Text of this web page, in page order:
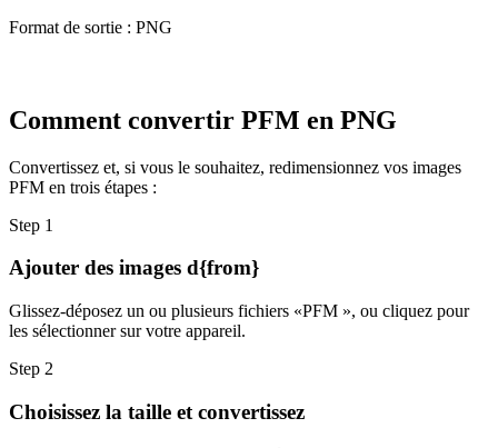
Format de sortie : PNG
Comment convertir PFM en PNG
Convertissez et, si vous le souhaitez, redimensionnez vos images
PFM en trois étapes :
Step 1
Ajouter des images d{from}
Glissez-déposez un ou plusieurs fichiers «PFM », ou cliquez pour
les sélectionner sur votre appareil.
Step 2
Choisissez la taille et convertissez